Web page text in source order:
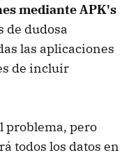
mediante APK's
de dudosa
las aplicaciones
de incluir
problema, pero
todos los datos en